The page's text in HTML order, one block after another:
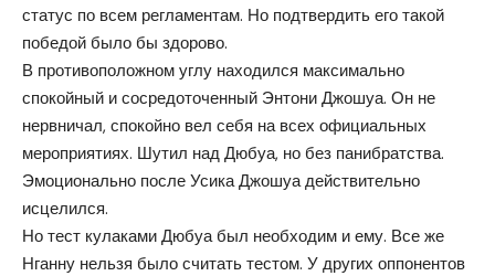
статус по всем регламентам. Но подтвердить его такой
победой было бы здорово.
В противоположном углу находился максимально
спокойный и сосредоточенный Энтони Джошуа. Он не
нервничал, спокойно вел себя на всех официальных
мероприятиях. Шутил над Дюбуа, но без панибратства.
Эмоционально после Усика Джошуа действительно
исцелился.
Но тест кулаками Дюбуа был необходим и ему. Все же
Нганну нельзя было считать тестом. У других оппонентов